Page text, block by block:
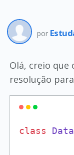
por
Olá, creio que
resolução
class Data